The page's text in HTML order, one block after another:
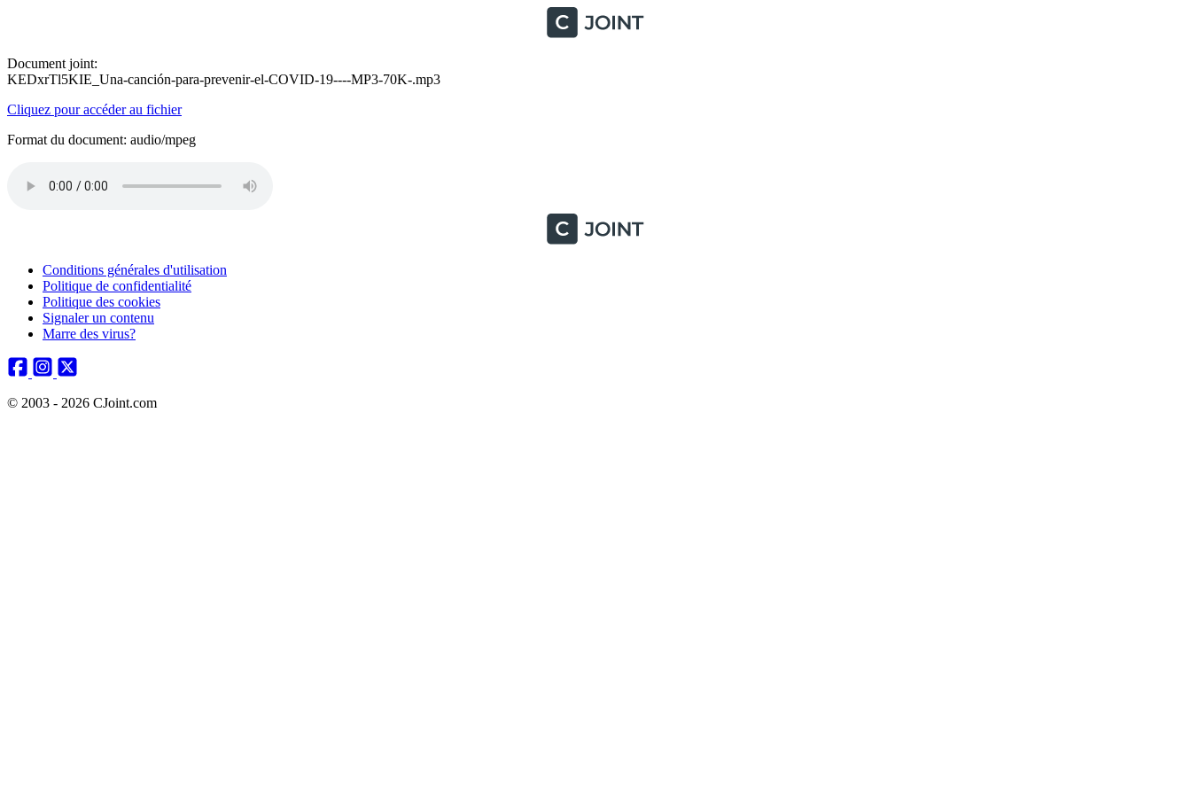
Document joint:
KEDxrTl5KIE_Una-canción-para-prevenir-el-COVID-19----MP3-70K-.mp3
Cliquez pour accéder au fichier
Format du document: audio/mpeg
Conditions générales d'utilisation
Politique de confidentialité
Politique des cookies
Signaler un contenu
Marre des virus?
© 2003 - 2026 CJoint.com